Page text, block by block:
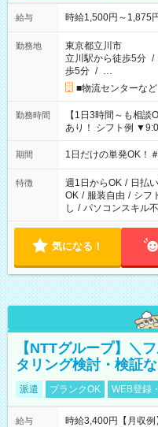
給与 時給1,500円～1,875
勤務地
東京都立川市
立川駅から徒歩5分 /
歩5分 / …
■物流センターな
勤務時間
【1日3時間～も相談
あり！ シフト例
▼18:00～21:00
期間 1日だけの単発OK！
特徴 週1日からOK / 日払
OK / 服装自由 / シフ
し / パソコンスキル
気になる！
【NTTグループ】＼
タリング検討・検証
派遣 ブランクOK WEB登録
給与
時給3,400円【月収